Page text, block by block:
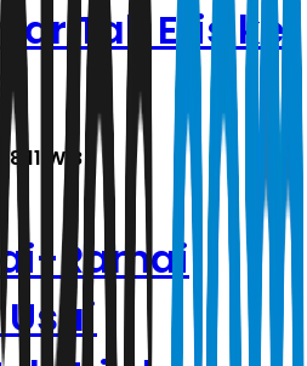
Tak Etis ke
WIB
Ramai